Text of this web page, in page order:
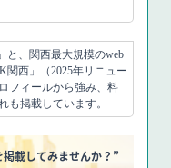
と、関西最大規模のweb
関西」（2025年リニュー
フィールから強み、料
も掲載しています。
載してみませんか？”